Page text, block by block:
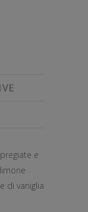
e
di vaniglia